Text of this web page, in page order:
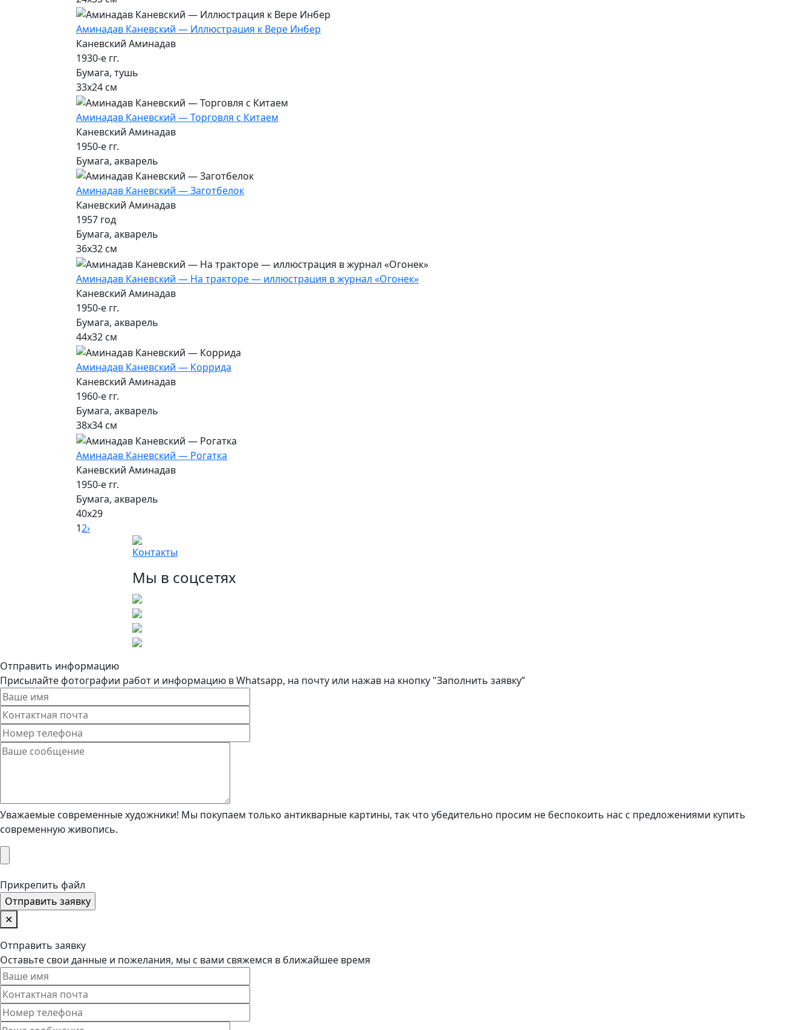
Аминадав Каневский — Иллюстрация к Вере Инбер
Каневский Аминадав
1930-е гг.
Бумага, тушь
33х24 см
Аминадав Каневский — Торговля с Китаем
Каневский Аминадав
1950-е гг.
Бумага, акварель
Аминадав Каневский — Заготбелок
Каневский Аминадав
1957 год
Бумага, акварель
36х32 см
Аминадав Каневский — На тракторе — иллюстрация в журнал «Огонек»
Каневский Аминадав
1950-е гг.
Бумага, акварель
44х32 см
Аминадав Каневский — Коррида
Каневский Аминадав
1960-е гг.
Бумага, акварель
38х34 см
Аминадав Каневский — Рогатка
Каневский Аминадав
1950-е гг.
Бумага, акварель
40х29
12›
Контакты
Мы в соцсетях
Отправить информацию
Присылайте фотографии работ и информацию в Whatsapp, на почту или нажав на кнопку "Заполнить заявку”
Уважаемые современные художники! Мы покупаем только антикварные картины, так что убедительно просим не беспокоить нас с предложениями купить
современную живопись.
Прикрепить файл
✕
Отправить заявку
Оставьте свои данные и пожелания, мы с вами свяжемся в ближайшее время